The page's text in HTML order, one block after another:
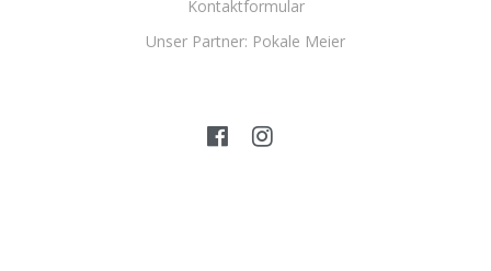
Kontaktformular
Unser Partner: Pokale Meier